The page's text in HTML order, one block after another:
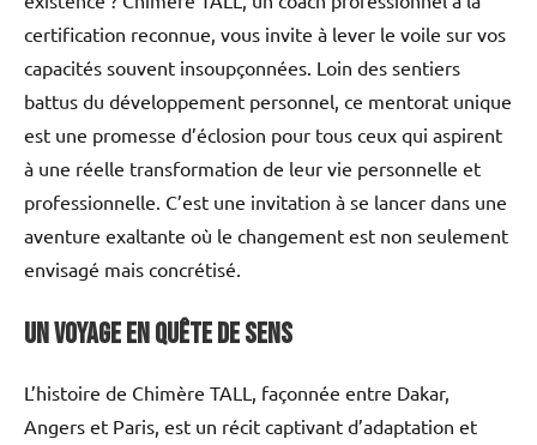
certification reconnue, vous invite à lever le voile sur vos
capacités souvent insoupçonnées. Loin des sentiers
battus du développement personnel, ce mentorat unique
est une promesse d’éclosion pour tous ceux qui aspirent
à une réelle transformation de leur vie personnelle et
professionnelle. C’est une invitation à se lancer dans une
aventure exaltante où le changement est non seulement
envisagé mais concrétisé.
Un Voyage en Quête de Sens
L’histoire de Chimère TALL, façonnée entre Dakar,
Angers et Paris, est un récit captivant d’adaptation et